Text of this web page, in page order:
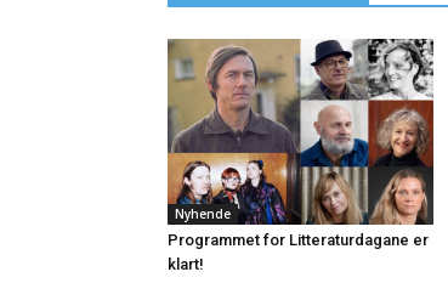
Nyhende
Programmet for Litteraturdagane er
klart!